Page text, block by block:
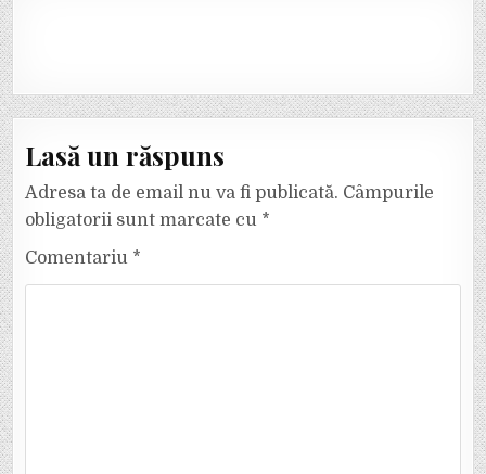
Lasă un răspuns
Adresa ta de email nu va fi publicată. Câmpurile
obligatorii sunt marcate cu *
Comentariu *